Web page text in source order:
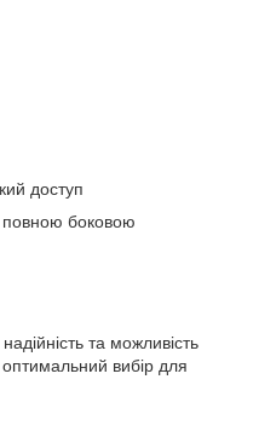
доступ
повною боковою
та можливість
вибір для